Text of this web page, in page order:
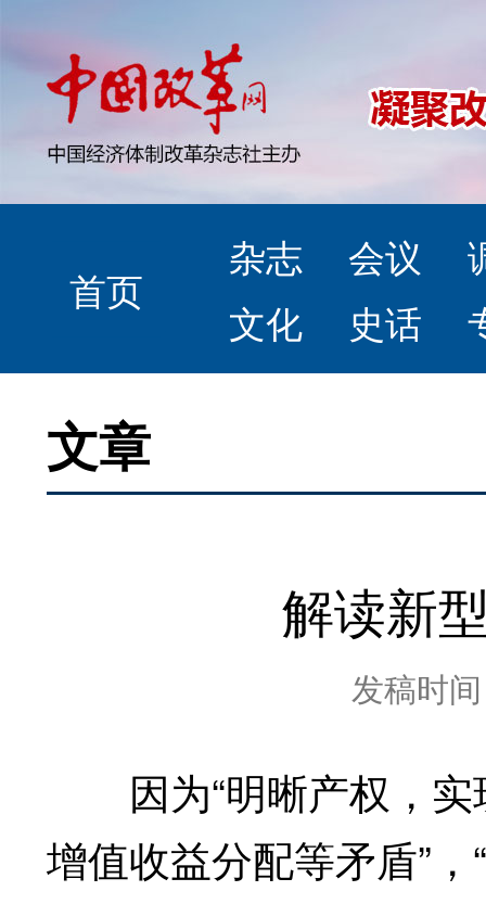
首页
杂志 会议
文化
史话
文章
解读新
发稿时
因为“明晰产权，实
增值收益分配等矛盾”